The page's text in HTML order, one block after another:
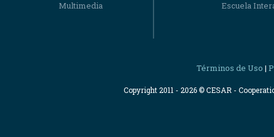
Multimedia
Escuela
Términos de Uso |
Copyright 2011 - 2026 © CESAR -